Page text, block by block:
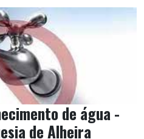
de água -
de Alheira